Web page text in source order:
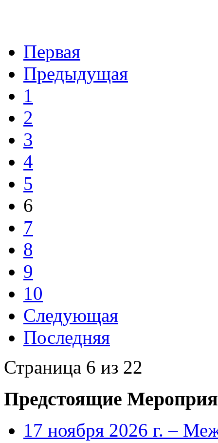
Первая
Предыдущая
1
2
3
4
5
6
7
8
9
10
Следующая
Последняя
Страница 6 из 22
Предстоящие
17 ноября 2026 г. –